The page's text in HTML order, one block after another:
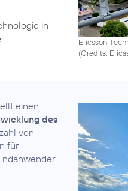
Ericsson-
(Credits:
in
einen
des
von
für